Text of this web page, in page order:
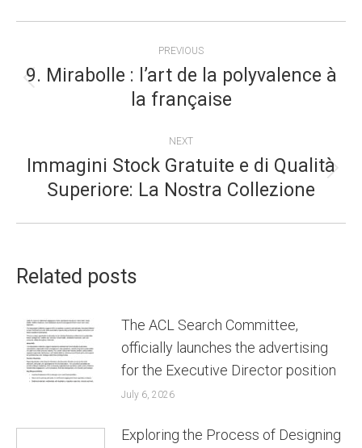
NAVIGATION
PREVIOUS
Previous
post:
9. Mirabolle : l’art de la polyvalence à
la française
NEXT
post:
Immagini Stock Gratuite e di Qualità
Superiore: La Nostra Collezione
Related posts
The ACL Search Committee,
officially launches the advertising
for the Executive Director position
July 6, 2026
Exploring the Process of Designing